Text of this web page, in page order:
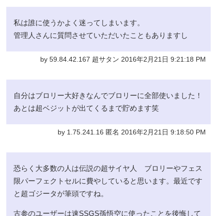
私は誰に使うかよく迷ってしまいます。
管理人さんに質問させていただいたこともありますし
by 59.84.42.167 超サタン 2016年2月21日 9:21:18 PM
自分はブロリー大好きなんでブロリーに全部使いました！
あとは超ベジットが出てくるまで貯めます笑
by 1.75.241.16 匿名 2016年2月21日 9:18:50 PM
恐らく大多数の人は伝説の超サイヤ人 ブロリーやフェス
限パーフェクトセルに費やしていると思います。最近です
と超ゴジータが筆頭ですね。
古参のユーザーは速SSGS孫悟空に使ったことを後悔して